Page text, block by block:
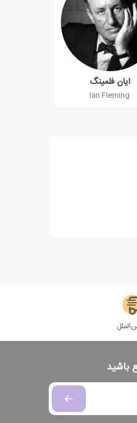
ایان فلمینگ
Ian Fleming
باشید